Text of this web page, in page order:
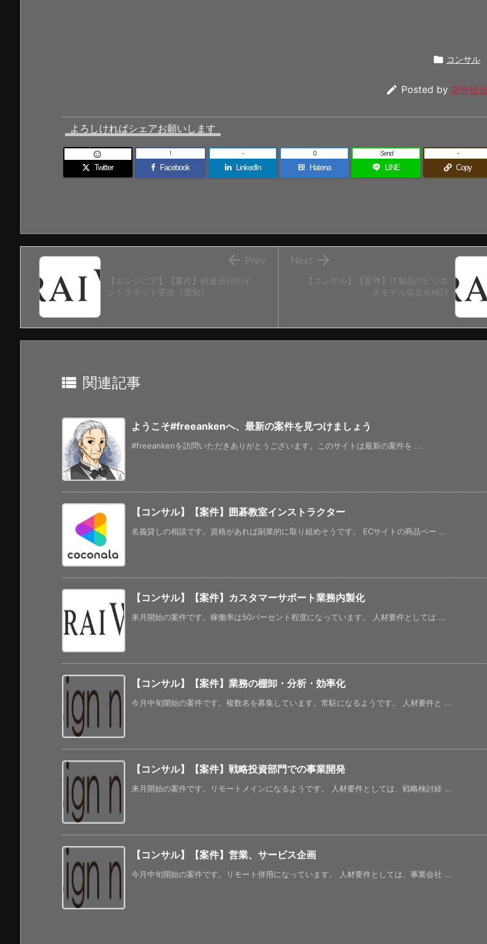
 コンサル
 Posted by 案件担当
よろしければシェアお願いします
Twitter

Facebook
!
LinkedIn
-
B! Hatena
0
LINE
Send
Copy
-
【コンサル】【案件】IT製品のビジネ
スモデル収益化検討

Next
【エンジニア】【案件】鉄道会社のイ
ントラネット更改（愛知）
 Prev
 関連記事
ようこそ#freeankenへ、最新の案件を見つけましょう
#freeankenを訪問いただきありがとうございます。このサイトは最新の案件を ...
【コンサル】【案件】囲碁教室インストラクター
名義貸しの相談です。資格があれば副業的に取り組めそうです。 ECサイトの商品ペー ...
【コンサル】【案件】カスタマーサポート業務内製化
来月開始の案件です。稼働率は50パーセント程度になっています。 人材要件としては ...
【コンサル】【案件】業務の棚卸・分析・効率化
今月中旬開始の案件です。複数名を募集しています。常駐になるようです。 人材要件と ...
【コンサル】【案件】戦略投資部門での事業開発
来月開始の案件です。リモートメインになるようです。 人材要件としては、戦略検討経 ...
【コンサル】【案件】営業、サービス企画
今月中旬開始の案件です。リモート併用になっています。 人材要件としては、事業会社 ...